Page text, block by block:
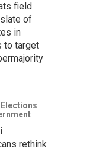
field
of
in
to target
rethink